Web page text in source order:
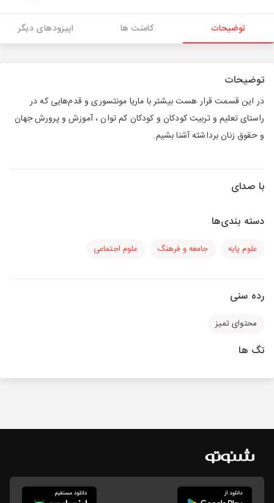
توضیحات کامنت ها اپیزودهای دیگر
توضیحات
در این قسمت قرار هست بیشتر با ماریا مونتسوری و قدم‌هایی که در
راستای تعلیم و تربیت کودکان و کودکان کم توان ، آموزش و پرورش جهان
و حقوق زنان برداشته آشنا بشیم.
با صدای
دسته بندی‌ها
علوم پایه جامعه و فرهنگ علوم اجتماعی
رده سنی
محتوای تمیز
تگ ها